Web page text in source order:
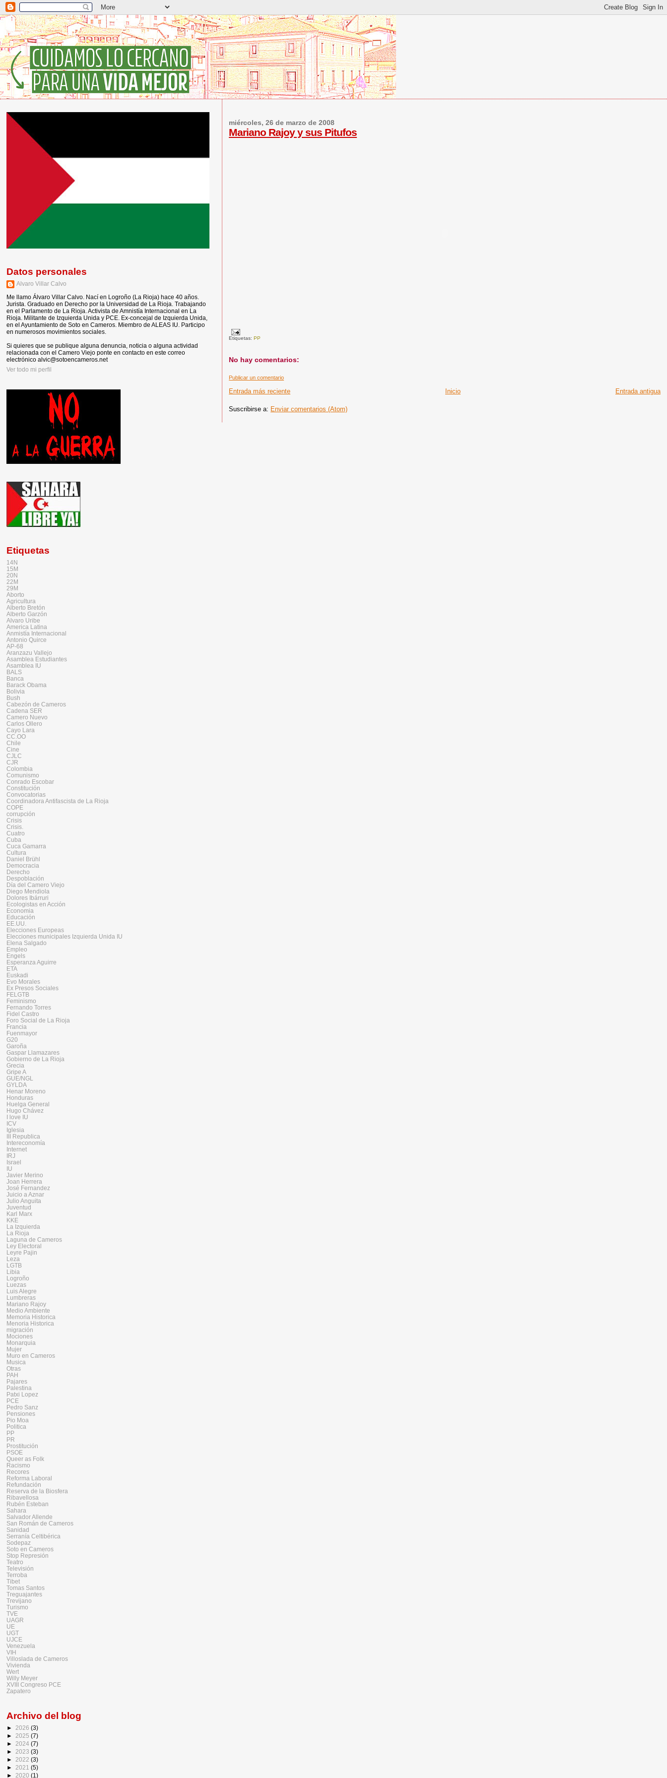
miércoles, 26 de marzo de 2008
Mariano Rajoy y sus Pitufos
Etiquetas:PP
No hay comentarios:
Publicar un comentario
Entrada más reciente Entrada antigua
Inicio
Suscribirse a: Enviar comentarios (Atom)
Datos personales
Alvaro Villar Calvo
Me llamo Álvaro Villar Calvo. Nací en Logroño (La Rioja) hace 40 años.
Jurista. Graduado en Derecho por la Universidad de La Rioja. Trabajando
en el Parlamento de La Rioja. Activista de Amnistía Internacional en La
Rioja. Militante de Izquierda Unida y PCE. Ex-concejal de Izquierda Unida,
en el Ayuntamiento de Soto en Cameros. Miembro de ALEAS IU. Participo
en numerosos movimientos sociales.
Si quieres que se publique alguna denuncia, noticia o alguna actividad
relacionada con el Camero Viejo ponte en contacto en este correo
electrónico alvic@sotoencameros.net
Ver todo mi perfil
Etiquetas
14N
15M
20N
22M
29M
Aborto
Agricultura
Alberto Bretón
Alberto Garzón
Alvaro Uribe
America Latina
Anmistía Internacional
Antonio Quirce
AP-68
Aranzazu Vallejo
Asamblea Estudiantes
Asamblea IU
BALS
Banca
Barack Obama
Bolivia
Bush
Cabezón de Cameros
Cadena SER
Camero Nuevo
Carlos Ollero
Cayo Lara
CC.OO
Chile
Cine
CJLC
CJR
Colombia
Comunismo
Conrado Escobar
Constitución
Convocatorias
Coordinadora Antifascista de La Rioja
COPE
corrupción
Crisis
Crisis.
Cuatro
Cuba
Cuca Gamarra
Cultura
Daniel Brühl
Democracia
Derecho
Despoblación
Día del Camero Viejo
Diego Mendiola
Dolores Ibárruri
Ecologistas en Acción
Economia
Educación
EE.UU.
Elecciones Europeas
Elecciones municipales Izquierda Unida IU
Elena Salgado
Empleo
Engels
Esperanza Aguirre
ETA
Euskadi
Evo Morales
Ex Presos Sociales
FELGTB
Feminismo
Fernando Torres
Fidel Castro
Foro Social de La Rioja
Francia
Fuenmayor
G20
Garoña
Gaspar Llamazares
Gobierno de La Rioja
Grecia
Gripe A
GUE/NGL
GYLDA
Henar Moreno
Honduras
Huelga General
Hugo Chávez
I love IU
ICV
Iglesia
III Republica
Intereconomía
Internet
IRJ
Israel
IU
Javier Merino
Joan Herrera
José Fernandez
Juicio a Aznar
Julio Anguita
Juventud
Karl Marx
KKE
La Izquierda
La Rioja
Laguna de Cameros
Ley Electoral
Leyre Pajin
Leza
LGTB
Libia
Logroño
Luezas
Luis Alegre
Lumbreras
Mariano Rajoy
Medio Ambiente
Memoria Historica
Menoria Historica
migración
Mociones
Monarquia
Mujer
Muro en Cameros
Musica
Otras
PAH
Pajares
Palestina
Patxi Lopez
PCE
Pedro Sanz
Pensiones
Pio Moa
Politica
PP
PR
Prostitución
PSOE
Queer as Folk
Racismo
Recores
Reforma Laboral
Refundación
Reserva de la Biosfera
Ribavellosa
Rubén Esteban
Sahara
Salvador Allende
San Román de Cameros
Sanidad
Serranía Celtibérica
Sodepaz
Soto en Cameros
Stop Represión
Teatro
Televisión
Terroba
Tibet
Tomas Santos
Treguajantes
Trevijano
Turismo
TVE
UAGR
UE
UGT
UJCE
Venezuela
VIH
Villoslada de Cameros
Vivienda
Wert
Willy Meyer
XVIII Congreso PCE
Zapatero
Archivo del blog
► 2026 (3)
► 2025 (7)
► 2024 (7)
► 2023 (3)
► 2022 (3)
► 2021 (5)
► 2020 (1)